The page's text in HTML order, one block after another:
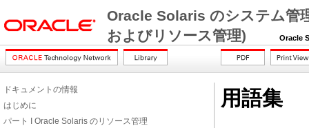
Oracle Solaris のシステム管
およびリソース管理)
Oracle
ドキュメントの情報
はじめに
パート I Oracle Solaris のリソース管理
用語集